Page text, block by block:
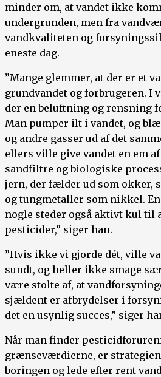
minder om, at vandet ikke
undergrunden, men fra
vandkvaliteten og
eneste dag.
”Mange glemmer, at der er et
grundvandet og forbrugeren. I
der en beluftning og rensning
Man pumper ilt i vandet, og
og andre gasser ud af det
ellers ville give vandet en em
sandfiltre og biologiske
jern, der fælder ud som okker,
og tungmetaller som nikkel.
nogle steder også aktivt kul til
pesticider,” siger han.
”Hvis ikke vi gjorde dét, ville
sundt, og heller ikke smage
være stolte af, at
sjældent er afbrydelser i
det en usynlig succes,” siger
Når man finder
grænseværdierne, er
boringen og lede efter rent